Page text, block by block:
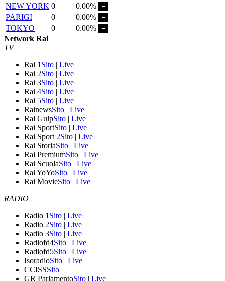
NEW YORK 0
0.00%
PARIGI
0
0.00%
TOKYO
0
0.00%
Network Rai
TV
Rai 1 Sito | Live
Rai 2Sito | Live
Rai 3Sito | Live
Rai 4Sito | Live
Rai 5Sito | Live
RainewsSito | Live
Rai GulpSito | Live
Rai SportSito | Live
Rai Sport 2Sito | Live
Rai StoriaSito | Live
Rai PremiumSito | Live
Rai ScuolaSito | Live
Rai YoYoSito | Live
Rai MovieSito | Live
RADIO
Radio 1 Sito | Live
Radio 2Sito | Live
Radio 3Sito | Live
Radiofd4Sito | Live
Radiofd5Sito | Live
IsoradioSito | Live
CCISSSito
GR ParlamentoSito | Live